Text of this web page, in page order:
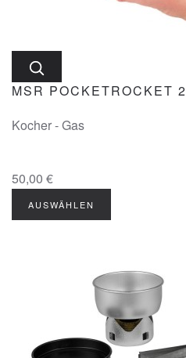
MSR POCKETROCKET 2
Kocher - Gas
50,00 €